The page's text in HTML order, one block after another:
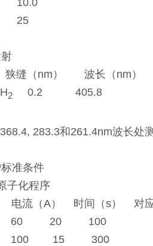
10.0
25
缝（nm） 波长（nm）
H2 0.2 405.8
283.3和261.4nm波长处
准条件
子化程序
流（A） 时间（s） 对应
20 100
15 300